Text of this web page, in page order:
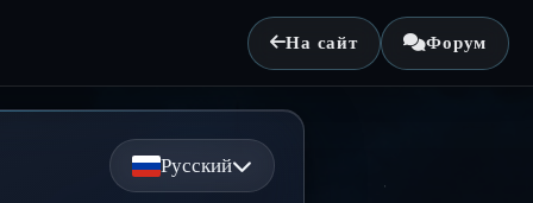
На сайт Форум
Русский